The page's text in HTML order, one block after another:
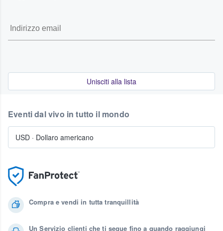
Unisciti alla lista
Compra e vendi in tutta tranquillità
Un Servizio clienti che ti segue fino a quando raggiungi
Eventi dal vivo in tutto il mondo
USD · Dollaro americano